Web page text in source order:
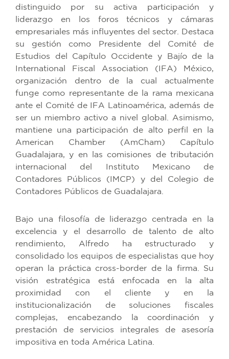
distinguido por su activa participación y
liderazgo en los foros técnicos y cámaras
empresariales más influyentes del sector. Destaca
su gestión como Presidente del Comité de
Estudios del Capítulo Occidente y Bajío de la
International Fiscal Association (IFA) México,
organización dentro de la cual actualmente
funge como representante de la rama mexicana
ante el Comité de IFA Latinoamérica, además de
ser un miembro activo a nivel global. Asimismo,
mantiene una participación de alto perfil en la
American Chamber (AmCham) Capítulo
Guadalajara, y en las comisiones de tributación
internacional del Instituto Mexicano de
Contadores Públicos (IMCP) y del Colegio de
Contadores Públicos de Guadalajara.
Bajo una filosofía de liderazgo centrada en la
excelencia y el desarrollo de talento de alto
rendimiento, Alfredo ha estructurado y
consolidado los equipos de especialistas que hoy
operan la práctica cross-border de la firma. Su
visión estratégica está enfocada en la alta
proximidad con el cliente y en la
institucionalización de soluciones fiscales
complejas, encabezando la coordinación y
prestación de servicios integrales de asesoría
impositiva en toda América Latina.